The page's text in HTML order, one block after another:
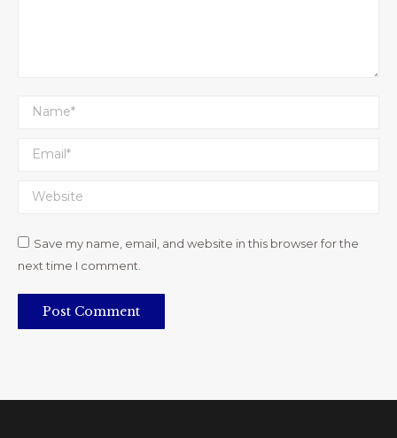
Name *
Email *
Website
Save my name, email, and website in this browser for the
next time I comment.
Post Comment